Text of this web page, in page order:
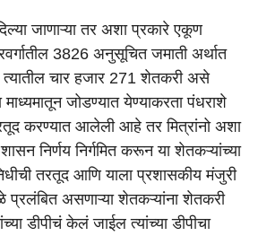
जाणाऱ्या तर अशा प्रकारे एकूण
3826 अनुसूचित जमाती अर्थात
त्यातील चार हजार 271 शेतकरी असे
माध्यमातून जोडण्यात येण्याकरता पंधराशे
करण्यात आलेली आहे तर मित्रांनो अशा
निर्णय निर्गमित करून या शेतकऱ्यांच्या
तरतूद आणि याला प्रशासकीय मंजुरी
प्रलंबित असणाऱ्या शेतकऱ्यांना शेतकरी
डीपीचं केलं जाईल त्यांच्या डीपीचा